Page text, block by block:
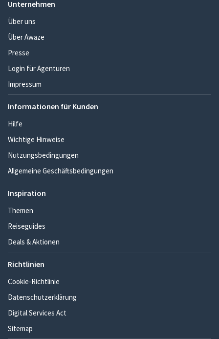
Unternehmen
Über uns
Über Awaze
Presse
Login für Agenturen
Impressum
Informationen für Kunden
Hilfe
Wichtige Hinweise
Nutzungsbedingungen
Allgemeine Geschäftsbedingungen
Inspiration
Themen
Reiseguides
Deals & Aktionen
Richtlinien
Cookie-Richtlinie
Datenschutzerklärung
Digital Services Act
Sitemap